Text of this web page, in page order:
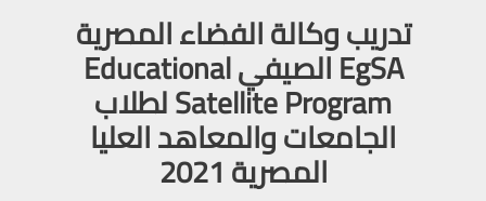
تدريب وكالة الفضاء المصرية
EgSA الصيفي Educational
Satellite Program لطلاب
الجامعات والمعاهد العليا
المصرية 2021